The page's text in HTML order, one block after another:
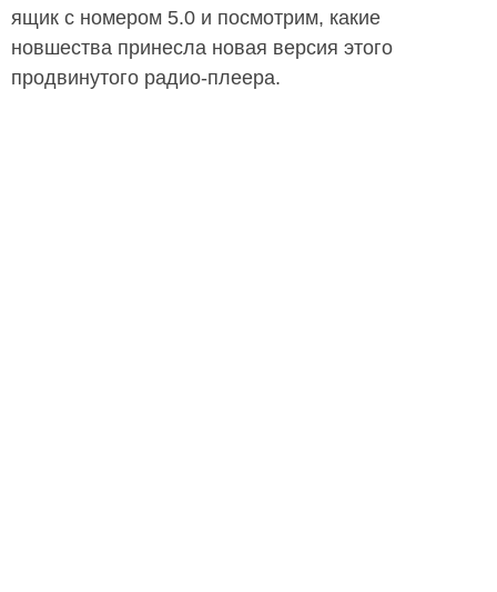
ящик с номером 5.0 и посмотрим, какие
новшества принесла новая версия этого
продвинутого радио-плеера.